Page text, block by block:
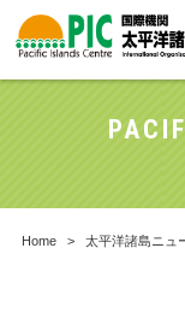
Home > 太平洋諸島ニュ